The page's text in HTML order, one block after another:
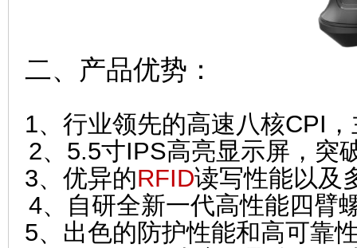
二、产品优势：
1、行业领先的高速八核CPI
2、5.5寸IPS高亮显示屏，突
3、优异的RFID读写性能以及
4、自研全新一代高性能四臂
5、出色的防护性能和高可靠